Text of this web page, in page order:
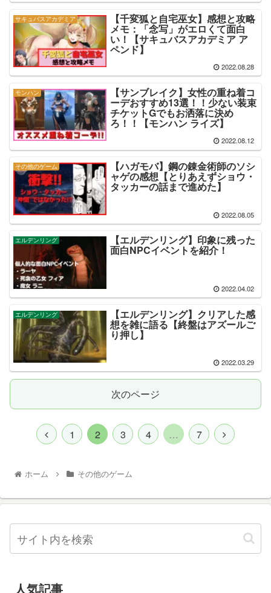
サキュバスアカデミア 【千変狐と自宅巫女】感想と攻略
メモ：「念写」がエロくて面白
い！【サキュバスアカデミア ア
ペンド】
2022.08.28
モンハン 【サンブレイク】女性の重ね着コ
ーデおすすめ13選！！少ない装束
チケットGでもお洒落に決め
ろ！！【モンハン ライズ】
2022.08.12
その他のゲーム 【ハガモバ】鋼の錬金術師のソシ
ャゲの感想【とりあえずショウ・
タッカーの話まで進めた】
2022.08.05
エルデンリング 【エルデンリング】印象に残った
面白NPCイベントを紹介！
2022.04.02
エルデンリング 【エルデンリング】クリアした感
想を雑に語る【終盤はアズールご
り押し】
2022.03.29
次のページ
1 2 3 4 … 7
ホーム その他のゲーム
人気記事